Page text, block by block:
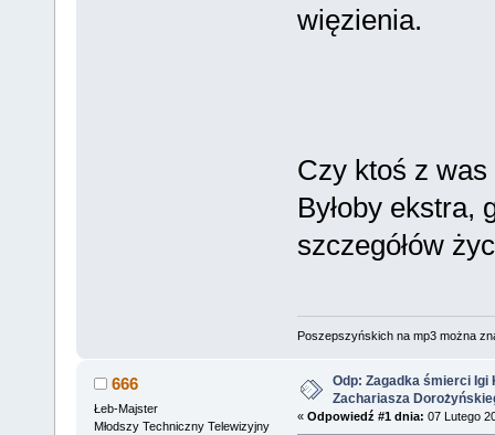
więzienia.
Czy ktoś z was
Byłoby ekstra,
szczegółów
Poszepszyńskich na mp3 można
666
Łeb-Majster
Młodszy Techniczny Telewizyjny
Odp: Zagadka śmierci
Zachariasza
« Odpowiedź #1 dnia: 07 Lutego